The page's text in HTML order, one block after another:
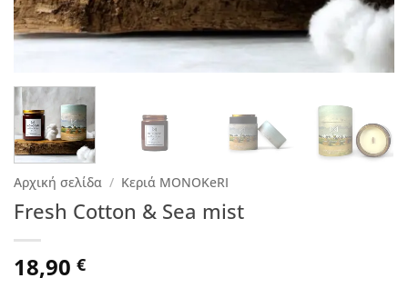
Αρχική σελίδα / Κεριά ΜΟΝΟΚeRI
Fresh Cotton & Sea mist
18,90 €